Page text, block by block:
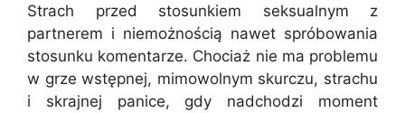
Strach przed stosunkiem seksualnym z
partnerem i niemożnością nawet spróbowania
stosunku komentarze. Chociaż nie ma problemu
w grze wstępnej, mimowolnym skurczu, strachu
i skrajnej panice, gdy nadchodzi moment